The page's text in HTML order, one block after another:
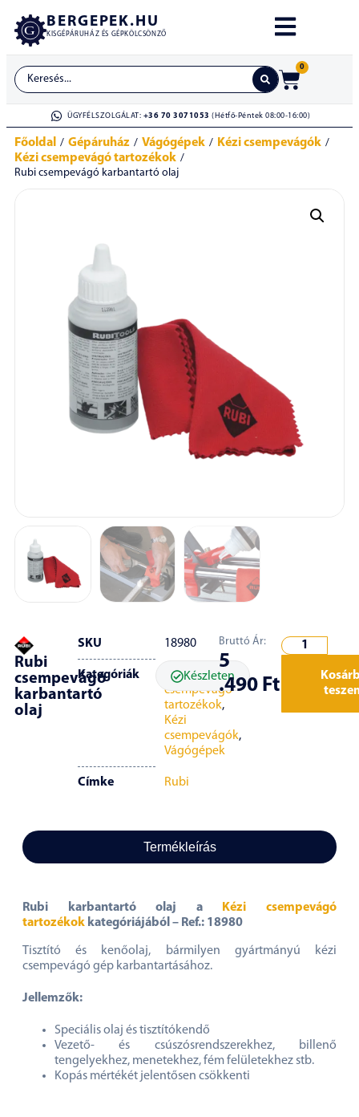
BERGEPEK.HU
KISGÉPÁRUHÁZ ÉS GÉPKÖLCSÖNZŐ
0
ÜGYFÉLSZOLGÁLAT: +36 70 3071053 (Hétfő-Péntek 08:00-16:00)
Főoldal / Gépáruház / Vágógépek / Kézi csempevágók /
Kézi csempevágó tartozékok /
Rubi csempevágó karbantartó olaj
Rubi
csempevágó
karbantartó
olaj
SKU 18980
Kategóriák
Kézi
csempevágó
tartozékok,
Kézi
csempevágók,
Vágógépek
Címke Rubi
Készleten
Bruttó Ár:
5
.490 Ft
Termékleírás
Rubi karbantartó olaj a
Kézi csempevágó
tartozékok kategóriájából – Ref.: 18980
Tisztító és kenőolaj, bármilyen gyártmányú kézi
csempevágó gép karbantartásához.
Jellemzők:
Speciális olaj és tisztítókendő
Vezető- és csúszósrendszerekhez, billenő
tengelyekhez, menetekhez, fém felületekhez stb.
Kopás mértékét jelentősen csökkenti